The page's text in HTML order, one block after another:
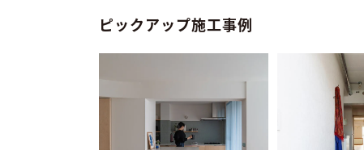
ピックアップ施工事例